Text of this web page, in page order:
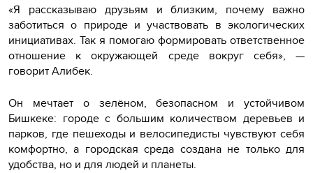
«Я рассказываю друзьям и близким, почему важно
заботиться о природе и участвовать в экологических
инициативах. Так я помогаю формировать ответственное
отношение к окружающей среде вокруг себя», —
говорит Алибек.
Он мечтает о зелёном, безопасном и устойчивом
Бишкеке: городе с большим количеством деревьев и
парков, где пешеходы и велосипедисты чувствуют себя
комфортно, а городская среда создана не только для
удобства, но и для людей и планеты.